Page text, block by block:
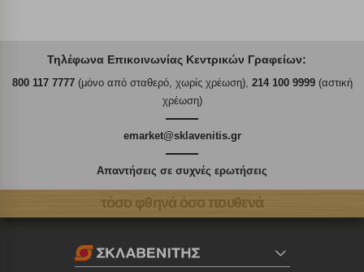
Τηλέφωνα Επικοινωνίας Κεντρικών Γραφείων:
800 117 7777(μόνο από σταθερό, χωρίς χρέωση), 214 100 9999(αστική
χρέωση)
emarket@sklavenitis.gr
Απαντήσεις σε συχνές ερωτήσεις
τόσο φθηνά όσο πουθενά